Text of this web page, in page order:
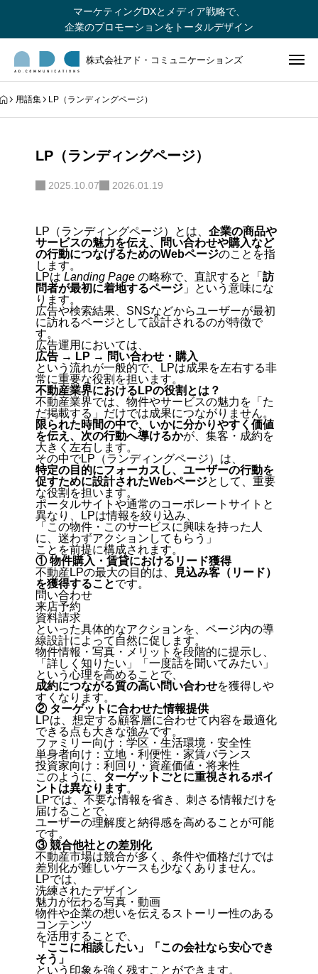
マーケティングDXとメディア戦略で、
企業のプロモーションをトータルデザイン
株式会社アド・コミュニケーションズ
用語集 LP（ランディングページ）
LP（ランディングページ）
2025.10.07 2026.01.19
LP（ランディングページ）とは、 企業の商品や
サービスの魅力を伝え、問い合わせや購入など
の行動につなげるためのWebページのことを指
します。
LPは Landing Page の略称で、直訳すると「 訪
問者が最初に着地するページ 」という意味にな
ります。
広告や検索結果、SNSなどからユーザーが最初
に訪れるページとして設計されるのが特徴で
す。
広告運用においては、
広告 → LP → 問い合わせ・購入
という流れが一般的で、LPは成果を左右する非
常に重要な役割を担います。
不動産業界におけるLPの役割とは？
不動産業界では、物件やサービスの魅力を「た
だ掲載する」だけでは成果につながりません。
限られた時間の中で、いかに分かりやすく価値
を伝え、次の行動へ導けるかが、集客・成約を
大きく左右します。
その中でLP（ランディングページ）は、
特定の目的にフォーカスし、ユーザーの行動を
促すために設計されたWebページとして、重要
な役割を担います。
ポータルサイトや通常のコーポレートサイトと
異なり、LPは情報を絞り込み、
「この物件・このサービスに興味を持った人
に、迷わずアクションしてもらう」
ことを前提に構成されます。
① 物件購入・賃貸におけるリード獲得
不動産LPの最大の目的は、
見込み客（リード）
を獲得することです。
問い合わせ
来店予約
資料請求
といった具体的なアクションを、ページ内の導
線設計によって自然に促します。
物件情報・写真・メリットを段階的に提示し、
「詳しく知りたい」「一度話を聞いてみたい」
という心理を高めることで、
成約につながる質の高い問い合わせを獲得しや
すくなります。
② ターゲットに合わせた情報提供
LPは、想定する顧客層に合わせて内容を最適化
できる点も大きな強みです。
ファミリー向け：学区・生活環境・安全性
単身者向け：立地・利便性・家賃バランス
投資家向け：利回り・資産価値・将来性
このように、 ターゲットごとに重視されるポイ
ントは異なります。
LPでは、不要な情報を省き、刺さる情報だけを
届けることで、
ユーザーの理解度と納得感を高めることが可能
です。
③ 競合他社との差別化
不動産市場は競合が多く、条件や価格だけでは
差別化が難しいケースも少なくありません。
LPでは、
洗練されたデザイン
魅力が伝わる写真・動画
物件や企業の想いを伝えるストーリー性のある
コンテンツ
を活用することで、
「ここに相談したい」「この会社なら安心でき
そう」
という印象を強く残すことができます。